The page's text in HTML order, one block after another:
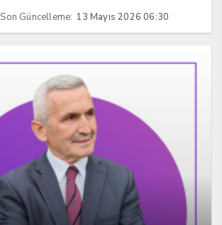
Son Güncelleme: 13 Mayıs 2026 06:30